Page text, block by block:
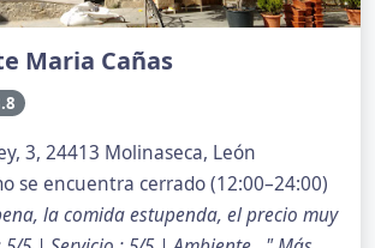
Maria Cañas
3, 24413 Molinaseca, León
se encuentra cerrado (12:00–24:00)
la comida estupenda, el precio muy